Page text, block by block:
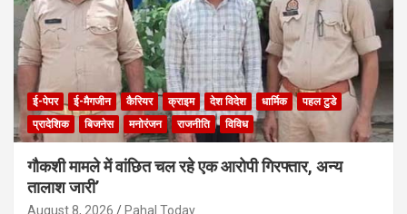
ई-पेपर ई-मैगजीन कैरियर क्राइम देश विदेश धार्मिक
पहल टुडे
प्रादेशिक
बिजनेस मनोरंजन राजनीति विविध
गौकशी मामले में वांछित चल रहे एक आरोपी गिरफ्तार, अन्य
तालाश जारी’
August 8, 2026 Pahal Today